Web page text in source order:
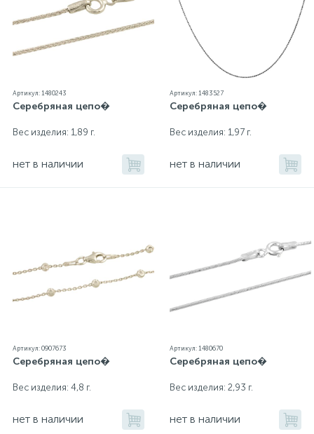
Артикул: 1480243
Серебряная цепо�
Вес изделия: 1,89 г.
нет в наличии
Артикул: 1483527
Серебряная цепо�
Вес изделия: 1,97 г.
нет в наличии
Артикул: 0907673
Серебряная цепо�
Вес изделия: 4,8 г.
нет в наличии
Артикул: 1480670
Серебряная цепо�
Вес изделия: 2,93 г.
нет в наличии